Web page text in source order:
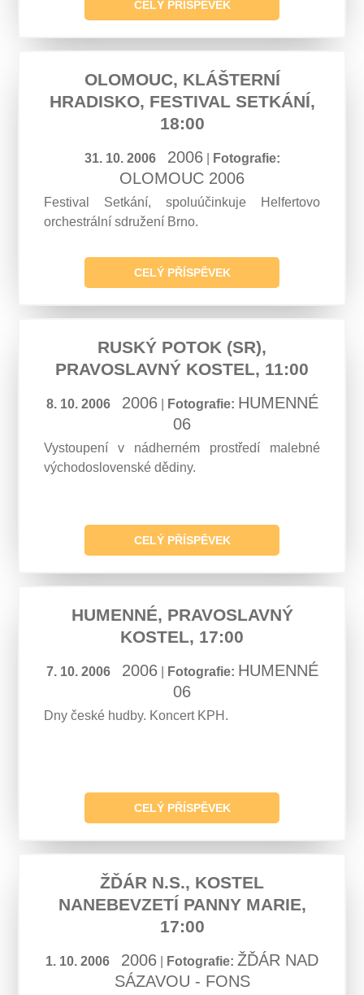
CELÝ PŘÍSPĚVEK
OLOMOUC, KLÁŠTERNÍ
HRADISKO, FESTIVAL SETKÁNÍ,
18:00
31. 10. 2006 2006 Fotografie:
OLOMOUC 2006
Festival Setkání, spoluúčinkuje Helfertovo
orchestrální sdružení Brno.
CELÝ PŘÍSPĚVEK
RUSKÝ POTOK (SR),
PRAVOSLAVNÝ KOSTEL, 11:00
8. 10. 2006 2006 Fotografie: HUMENNÉ
06
Vystoupení v nádherném prostředí malebné
východoslovenské dědiny.
CELÝ PŘÍSPĚVEK
HUMENNÉ, PRAVOSLAVNÝ
KOSTEL, 17:00
7. 10. 2006 2006 Fotografie: HUMENNÉ
06
Dny české hudby. Koncert KPH.
CELÝ PŘÍSPĚVEK
ŽĎÁR N.S., KOSTEL
NANEBEVZETÍ PANNY MARIE,
17:00
1. 10. 2006 2006 Fotografie: ŽĎÁR NAD
SÁZAVOU - FONS